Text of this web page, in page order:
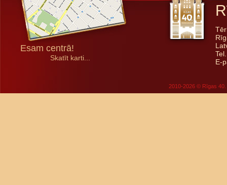
Esam centrā!
Skatīt karti...
E-
2010-2026 © Rīgas